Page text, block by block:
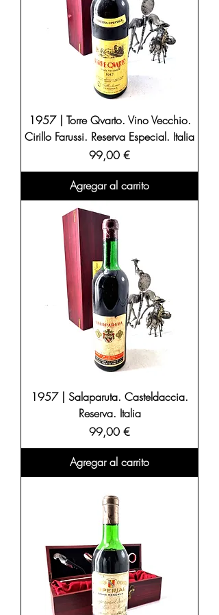
1957 | Torre Qvarto. Vino Vecchio.
Cirillo Farussi. Reserva Especial. Italia
Precio
99,00 €
Agregar al carrito
1957 | Salaparuta. Casteldaccia.
Reserva. Italia
Precio
99,00 €
Agregar al carrito